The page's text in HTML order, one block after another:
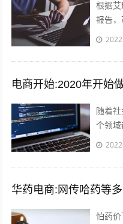
根据
报告
个好
电商开始:2020年开始
随着
个领
是以
怕药